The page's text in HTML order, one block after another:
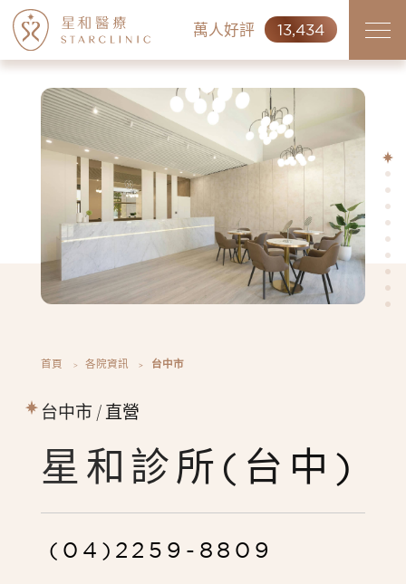
萬人好評 13,434
首頁 各院資訊 台中市
台中市 / 直營
星和診所(台中)
(04)2259-8809